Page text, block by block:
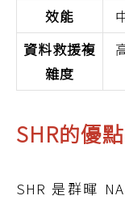
效能
資料救援複
雜度
SHR的優
SHR 是群暉